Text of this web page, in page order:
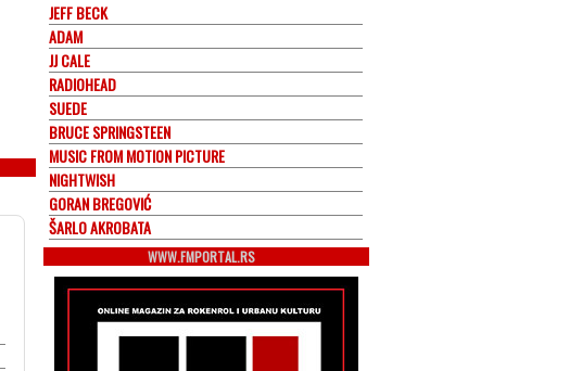
JEFF BECK
ADAM
JJ CALE
RADIOHEAD
SUEDE
BRUCE SPRINGSTEEN
MUSIC FROM MOTION PICTURE
NIGHTWISH
GORAN BREGOVIĆ
ŠARLO AKROBATA
WWW.FMPORTAL.RS